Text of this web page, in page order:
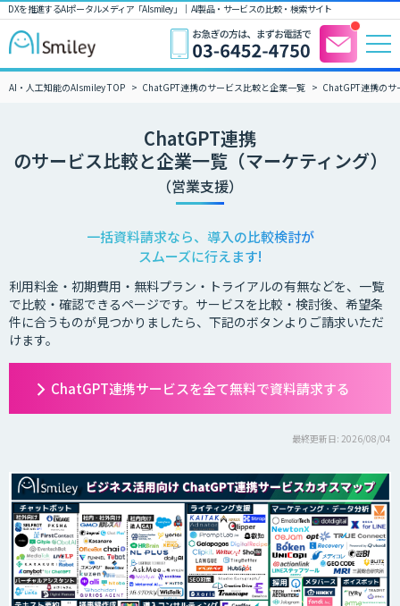
DXを推進するAIポータルメディア「AIsmiley」｜ AI製品・サービスの比較・検索サイト
AI・人工知能のAIsmiley TOP ChatGPT連携のサービス比較と企業一覧 ChatGPT連携のサ
ChatGPT連携
のサービス比較と企業一覧（マーケティング）
（営業支援）
一括資料請求なら、導入の比較検討が
スムーズに行えます!
利用料金・初期費用・無料プラン・トライアルの有無などを、一覧
で比較・確認できるページです。サービスを比較・検討後、希望条
件に合うものが見つかりましたら、下記のボタンよりご請求いただ
けます。
ChatGPT連携サービスを全て無料で資料請求する
最終更新日: 2026/08/04